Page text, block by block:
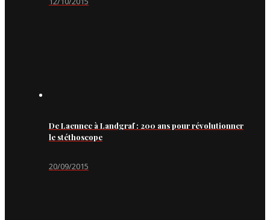
De Laennec à Landgraf : 200 ans pour révolutionner
le stéthoscope
20/09/2015